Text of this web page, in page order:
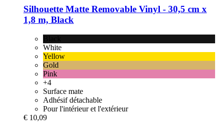
Silhouette Matte Removable Vinyl -​ 30,5 cm x
1,8 m, Black
White
Yellow
Gold
Pink
+4
Surface mate
Adhésif détachable
Pour l'intérieur et l'extérieur
€ 10,09